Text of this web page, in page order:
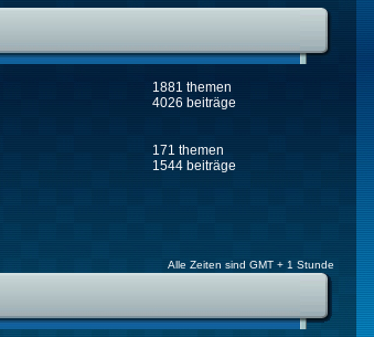
1881 themen
4026 beiträge
171 themen
1544 beiträge
Alle Zeiten sind GMT + 1 Stunde